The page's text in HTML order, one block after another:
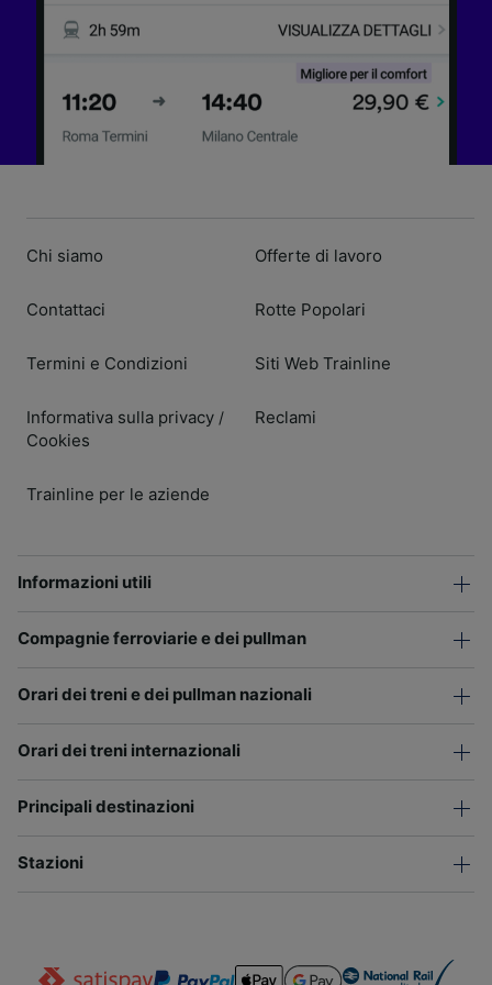
Chi siamo
Contattaci
Termini e Condizioni
Informativa sulla privacy /
Cookies
Trainline per le aziende
Offerte di lavoro
Rotte Popolari
Siti Web Trainline
Reclami
Informazioni utili
Compagnie ferroviarie e dei pullman
Orari dei treni e dei pullman nazionali
Orari dei treni internazionali
Principali destinazioni
Stazioni